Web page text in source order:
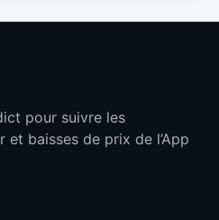
pour suivre les
et baisses de prix de l’App